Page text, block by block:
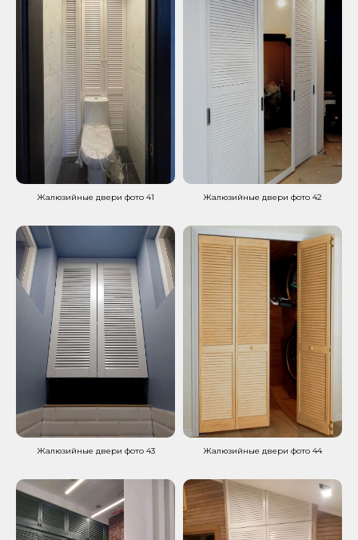
Жалюзийные двери фото 41 Жалюзийные двери фото 42
Жалюзийные двери фото 43 Жалюзийные двери фото 44